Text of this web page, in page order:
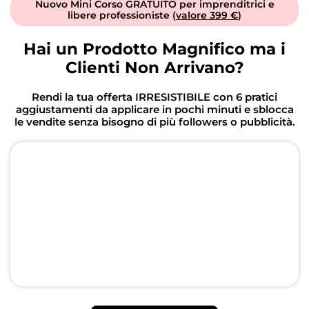
Nuovo Mini Corso GRATUITO per imprenditrici e
libere professioniste (valore 399 €)
Hai un Prodotto Magnifico ma i
Clienti Non Arrivano?
Rendi la tua offerta IRRESISTIBILE con 6 pratici
aggiustamenti da applicare in pochi minuti e sblocca
le vendite senza bisogno di più followers o pubblicità.